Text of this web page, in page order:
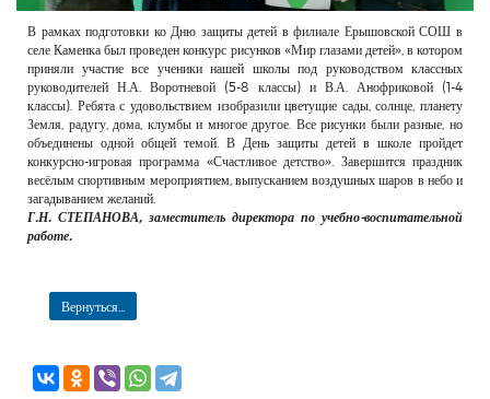
В рамках подготовки ко Дню защиты детей в филиале Ерышовской СОШ в
селе Каменка был проведен конкурс рисунков «Мир глазами детей», в котором
приняли участие все ученики нашей школы под руководством классных
руководителей Н.А. Воротневой (5-8 классы) и В.А. Анофриковой (1-4
классы). Ребята с удовольствием изобразили цветущие сады, солнце, планету
Земля, радугу, дома, клумбы и многое другое. Все рисунки были разные, но
объединены одной общей темой. В День защиты детей в школе пройдет
конкурсно-игровая программа «Счастливое детство». Завершится праздник
весёлым спортивным мероприятием, выпусканием воздушных шаров в небо и
загадыванием желаний.
Г.Н. СТЕПАНОВА, заместитель директора по учебно-воспитательной
работе.
Вернуться...